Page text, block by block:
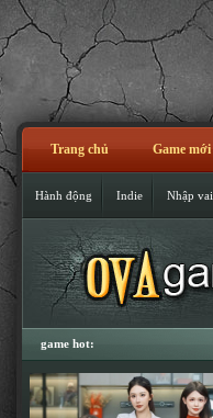
Trang chủ Game mới
Hành động Indie Nhập vai
game hot: